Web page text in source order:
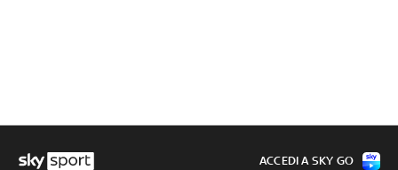
ACCEDI A SKY GO